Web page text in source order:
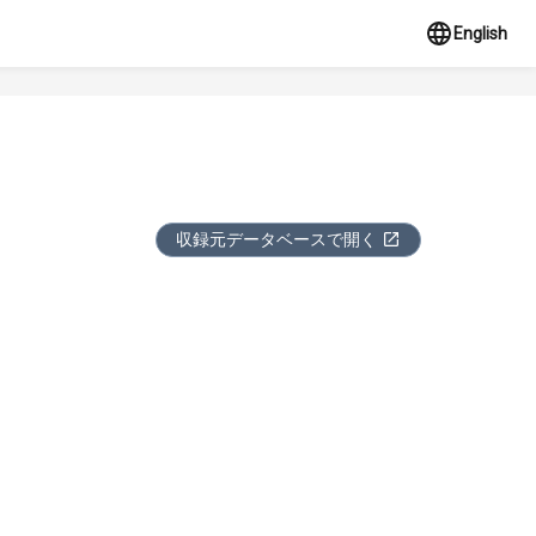
English
収録元データベースで開く